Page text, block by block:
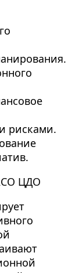
рисками.
ЦДО